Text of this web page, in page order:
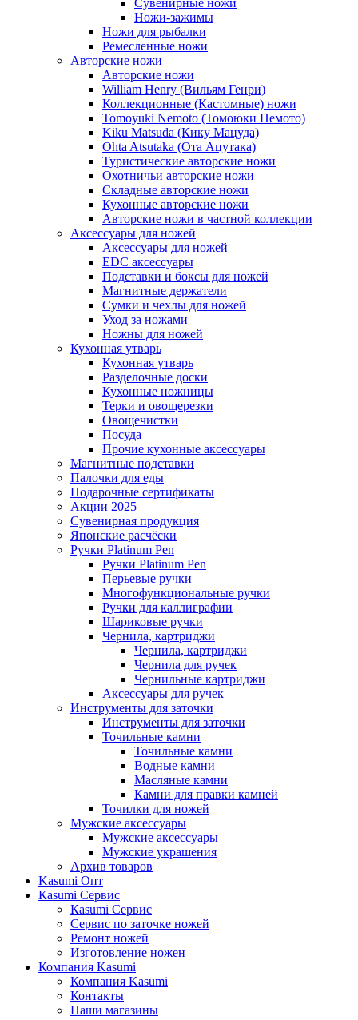
Ножи-зажимы
Ножи для рыбалки
Ремесленные ножи
Авторские ножи
Авторские ножи
William Henry (Вильям Генри)
Коллекционные (Кастомные) ножи
Tomoyuki Nemoto (Томоюки Немото)
Kiku Matsuda (Кику Мацуда)
Ohta Atsutaka (Ота Ацутака)
Туристические авторские ножи
Охотничьи авторские ножи
Складные авторские ножи
Кухонные авторские ножи
Авторские ножи в частной коллекции
Аксессуары для ножей
Аксессуары для ножей
EDC аксессуары
Подставки и боксы для ножей
Магнитные держатели
Сумки и чехлы для ножей
Уход за ножами
Ножны для ножей
Кухонная утварь
Кухонная утварь
Разделочные доски
Кухонные ножницы
Терки и овощерезки
Овощечистки
Посуда
Прочие кухонные аксессуары
Магнитные подставки
Палочки для еды
Подарочные сертификаты
Акции 2025
Сувенирная продукция
Японские расчёски
Ручки Platinum Pen
Ручки Platinum Pen
Перьевые ручки
Многофункциональные ручки
Ручки для каллиграфии
Шариковые ручки
Чернила, картриджи
Чернила, картриджи
Чернила для ручек
Чернильные картриджи
Аксессуары для ручек
Инструменты для заточки
Инструменты для заточки
Точильные камни
Точильные камни
Водные камни
Масляные камни
Камни для правки камней
Точилки для ножей
Мужские аксессуары
Мужские аксессуары
Мужские украшения
Архив товаров
Kasumi Опт
Кasumi Сервис
Кasumi Сервис
Сервис по заточке ножей
Ремонт ножей
Изготовление ножен
Компания Kasumi
Компания Kasumi
Контакты
Наши магазины